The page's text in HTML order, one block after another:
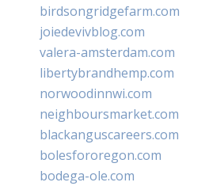
birdsongridgefarm.com
joiedevivblog.com
valera-amsterdam.com
libertybrandhemp.com
norwoodinnwi.com
neighboursmarket.com
blackanguscareers.com
bolesfororegon.com
bodega-ole.com